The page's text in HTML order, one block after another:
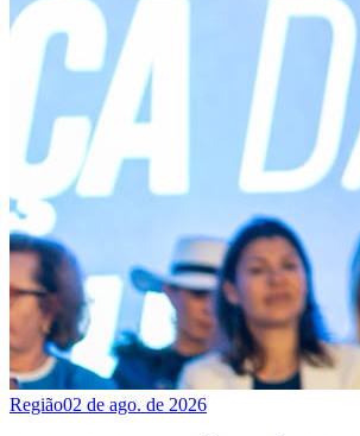
Região02 de ago. de 2026